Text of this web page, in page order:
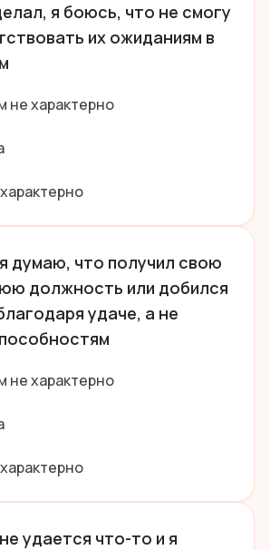
я боюсь, что не смогу
их ожиданиям в
не характерно
думаю, что получил свою
должность или добился
удаче, а не
не характерно
удается что-то и я